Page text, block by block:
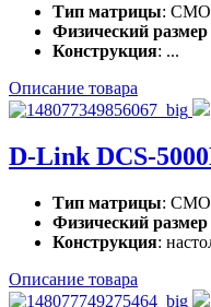
Тип матрицы:
Физический
Конструкция: ...
Описание товара
D-Link DCS-
Тип матрицы:
Физический
Конструкция:
Описание товара